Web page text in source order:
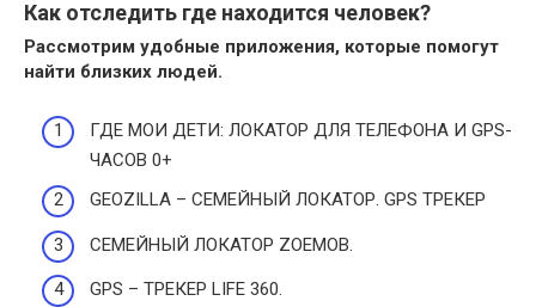
Как отследить где находится человек?
Рассмотрим удобные приложения, которые помогут
найти близких людей.
ГДЕ МОИ ДЕТИ: ЛОКАТОР ДЛЯ ТЕЛЕФОНА И GPS-
ЧАСОВ 0+
GEOZILLA – СЕМЕЙНЫЙ ЛОКАТОР. GPS ТРЕКЕР
СЕМЕЙНЫЙ ЛОКАТОР ZOEMOB.
GPS – ТРЕКЕР LIFE 360.